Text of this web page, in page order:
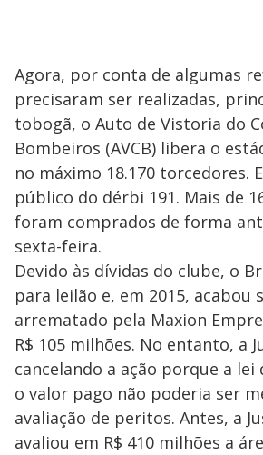
Agora, por conta de algumas
precisaram ser realizadas,
tobogã, o Auto de Vistoria do
Bombeiros (AVCB) libera o
no máximo 18.170 torcedores.
público do dérbi 191. Mais de
foram comprados de forma
sexta-feira.
Devido às dívidas do clube, o
para leilão e, em 2015, acabou
arrematado pela Maxion
R$ 105 milhões. No entanto, a
cancelando a ação porque a
o valor pago não poderia ser
avaliação de peritos. Antes, a
avaliou em R$ 410 milhões a